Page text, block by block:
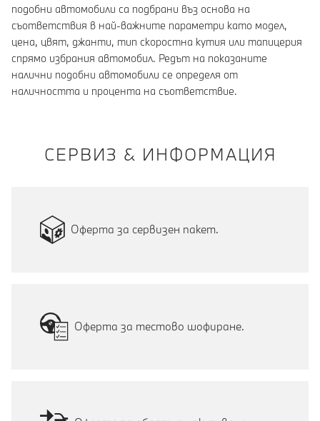
подобни автомобили са подбрани въз основа на
съответствия в най-важните параметри като модел,
цена, цвят, джанти, тип скоростна кутия или тапицерия
спрямо избрания автомобил. Редът на показаните
налични подобни автомобили се определя от
наличността и процента на съответствие.
СЕРВИЗ & ИНФОРМАЦИЯ
Оферта за сервизен пакет.
Оферта за тестово шофиране.